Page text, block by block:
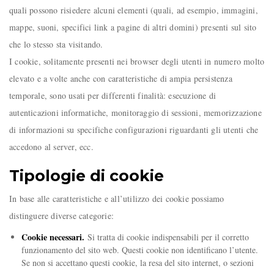
quali possono risiedere alcuni elementi (quali, ad esempio, immagini,
mappe, suoni, specifici link a pagine di altri domini) presenti sul sito
che lo stesso sta visitando.
I cookie, solitamente presenti nei browser degli utenti in numero molto
elevato e a volte anche con caratteristiche di ampia persistenza
temporale, sono usati per differenti finalità: esecuzione di
autenticazioni informatiche, monitoraggio di sessioni, memorizzazione
di informazioni su specifiche configurazioni riguardanti gli utenti che
accedono al server, ecc.
Tipologie di cookie
In base alle caratteristiche e all’utilizzo dei cookie possiamo
distinguere diverse categorie:
Cookie necessari. Si tratta di cookie indispensabili per il corretto
funzionamento del sito web. Questi cookie non identificano l’utente.
Se non si accettano questi cookie, la resa del sito internet, o sezioni